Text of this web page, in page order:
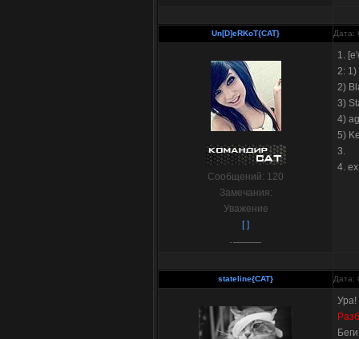
Un[D]eRKoT{CAT} Дата:
Сообщений: 120
Замечания:
Уважение
[ ]
1.
2: 1)
2)
3)
4)
5)
3.
4.
stateline{CAT} Дата:
Ура!